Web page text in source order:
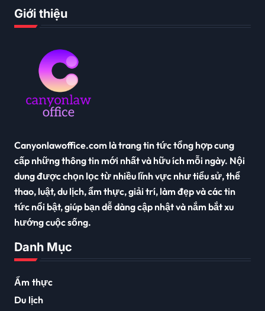
Giới thiệu
Canyonlawoffice.com là trang tin tức tổng hợp cung
cấp những thông tin mới nhất và hữu ích mỗi ngày. Nội
dung được chọn lọc từ nhiều lĩnh vực như tiểu sử, thể
thao, luật, du lịch, ẩm thực, giải trí, làm đẹp và các tin
tức nổi bật, giúp bạn dễ dàng cập nhật và nắm bắt xu
hướng cuộc sống.
Danh Mục
Ẩm thực
Du lịch